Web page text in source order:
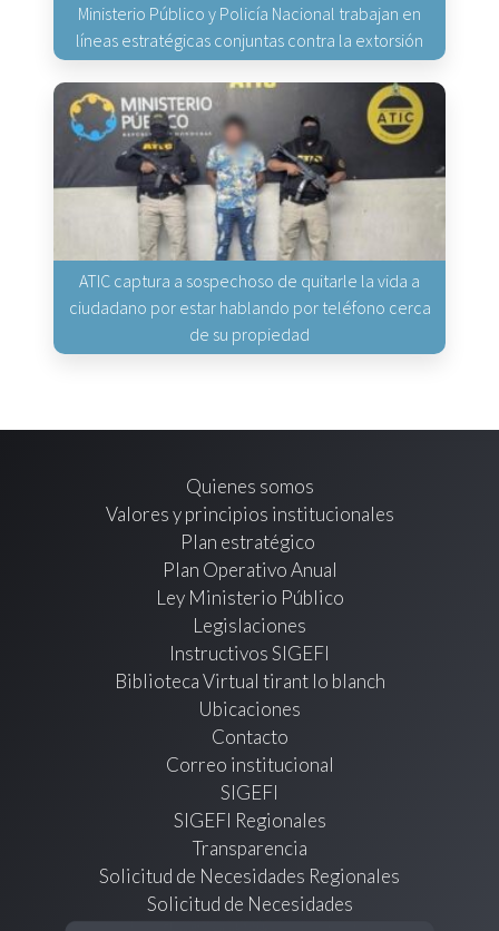
Ministerio Público y Policía Nacional trabajan en
líneas estratégicas conjuntas contra la extorsión
ATIC captura a sospechoso de quitarle la vida a
ciudadano por estar hablando por teléfono cerca
de su propiedad
Quienes somos
Valores y principios institucionales
Plan estratégico
Plan Operativo Anual
Ley Ministerio Público
Legislaciones
Instructivos SIGEFI
Biblioteca Virtual tirant lo blanch
Ubicaciones
Contacto
Correo institucional
SIGEFI
SIGEFI Regionales
Transparencia
Solicitud de Necesidades Regionales
Solicitud de Necesidades